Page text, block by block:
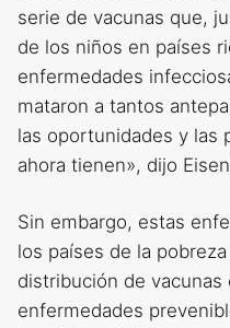
serie de vacunas que,
de los niños en países
enfermedades
mataron a tantos
las oportunidades y las
ahora tienen», dijo
Sin embargo, estas
los países de la
distribución de
enfermedades